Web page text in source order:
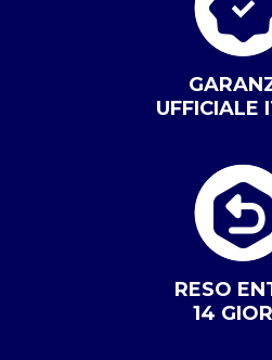
UFFICIALE
RESO
14